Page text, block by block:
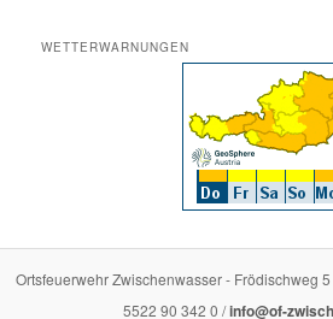
WETTERWARNUNGEN
Ortsfeuerwehr Zwischenwasser - Frödischweg
5522 90 342 0 /info@of-